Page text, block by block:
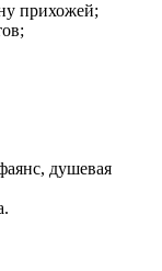
прихожей;
душевая